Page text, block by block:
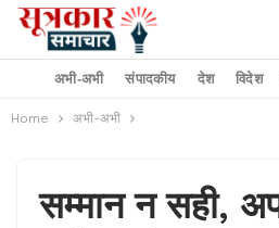
अभी-अभी संपादकीय देश विदेश
Home अभी-अभी
सम्मान न सही,